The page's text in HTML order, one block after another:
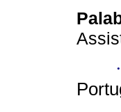
·